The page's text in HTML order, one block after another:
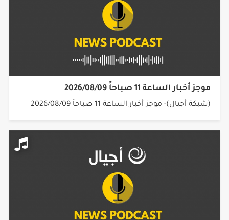
موجز أخبار الساعة 11 صباحاً 2026/08/09
(شبكة أجيال)- موجز أخبار الساعة 11 صباحاً 2026/08/09